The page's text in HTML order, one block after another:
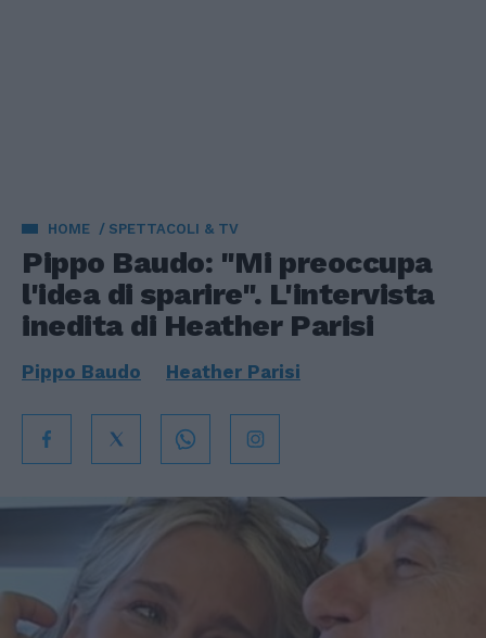
HOME SPETTACOLI & TV
Pippo Baudo: "Mi preoccupa
l'idea di sparire". L'intervista
inedita di Heather Parisi
Pippo Baudo Heather Parisi